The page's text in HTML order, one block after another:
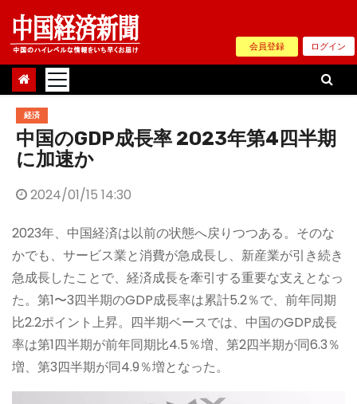
Skip
content
会員登録 ログイン
経済
中国のGDP成長率 2023年第4四半期
に加速か
2024/01/15 14:30
2023年、中国経済は以前の状態へ戻りつつある。そのな
かでも、サービス業と消費が急成長し、新産業が引き続き
急成長したことで、経済成長を牽引する重要な支えとなっ
た。第1〜3四半期のGDP成長率は累計5.2％で、前年同期
比2.2ポイント上昇。四半期ベースでは、中国のGDP成長
率は第1四半期が前年同期比4.5％増、第2四半期が同6.3％
増、第3四半期が同4.9％増となった。